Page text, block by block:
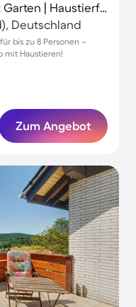
Gemütliches Ferienhaus mit Garten | Haustierfreundlich
Deutschland
bis zu 8 Personen –
mit Haustieren!
Zum Angebot